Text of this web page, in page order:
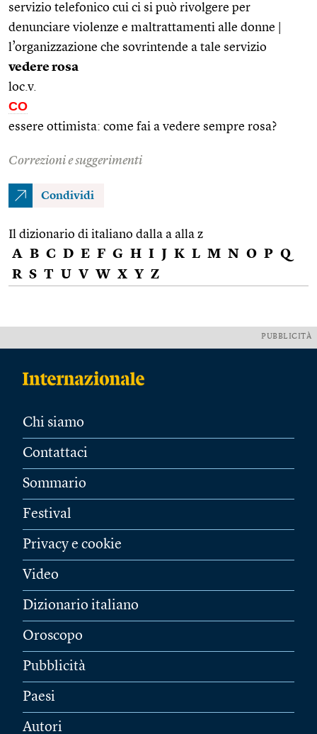
servizio telefonico cui ci si può rivolgere per
denunciare violenze e maltrattamenti alle donne |
l’organizzazione che sovrintende a tale servizio
vedere rosa
loc.v.
CO
essere ottimista: come fai a vedere sempre rosa?
Correzioni e suggerimenti
Condividi
Il dizionario di italiano dalla a alla z
A B C D E F G H I J K L M N O P Q
R S T U V W X Y Z
PUBBLICITÀ
Chi siamo
Contattaci
Sommario
Festival
Privacy e cookie
Video
Dizionario italiano
Oroscopo
Pubblicità
Paesi
Autori